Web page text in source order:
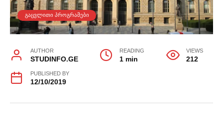
ᲒᲐᲪᲕᲚᲘᲗᲘ ᲞᲠᲝᲒᲠᲐᲛᲔᲑᲘ
AUTHOR
STUDINFO.GE
READING
1 min
VIEWS
212
PUBLISHED BY
12/10/2019